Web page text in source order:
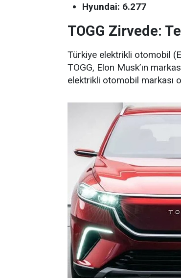
Hyundai: 6.277
TOGG Zirvede:
Türkiye elektrikli otomobil
TOGG, Elon Musk’ın
elektrikli otomobil markası